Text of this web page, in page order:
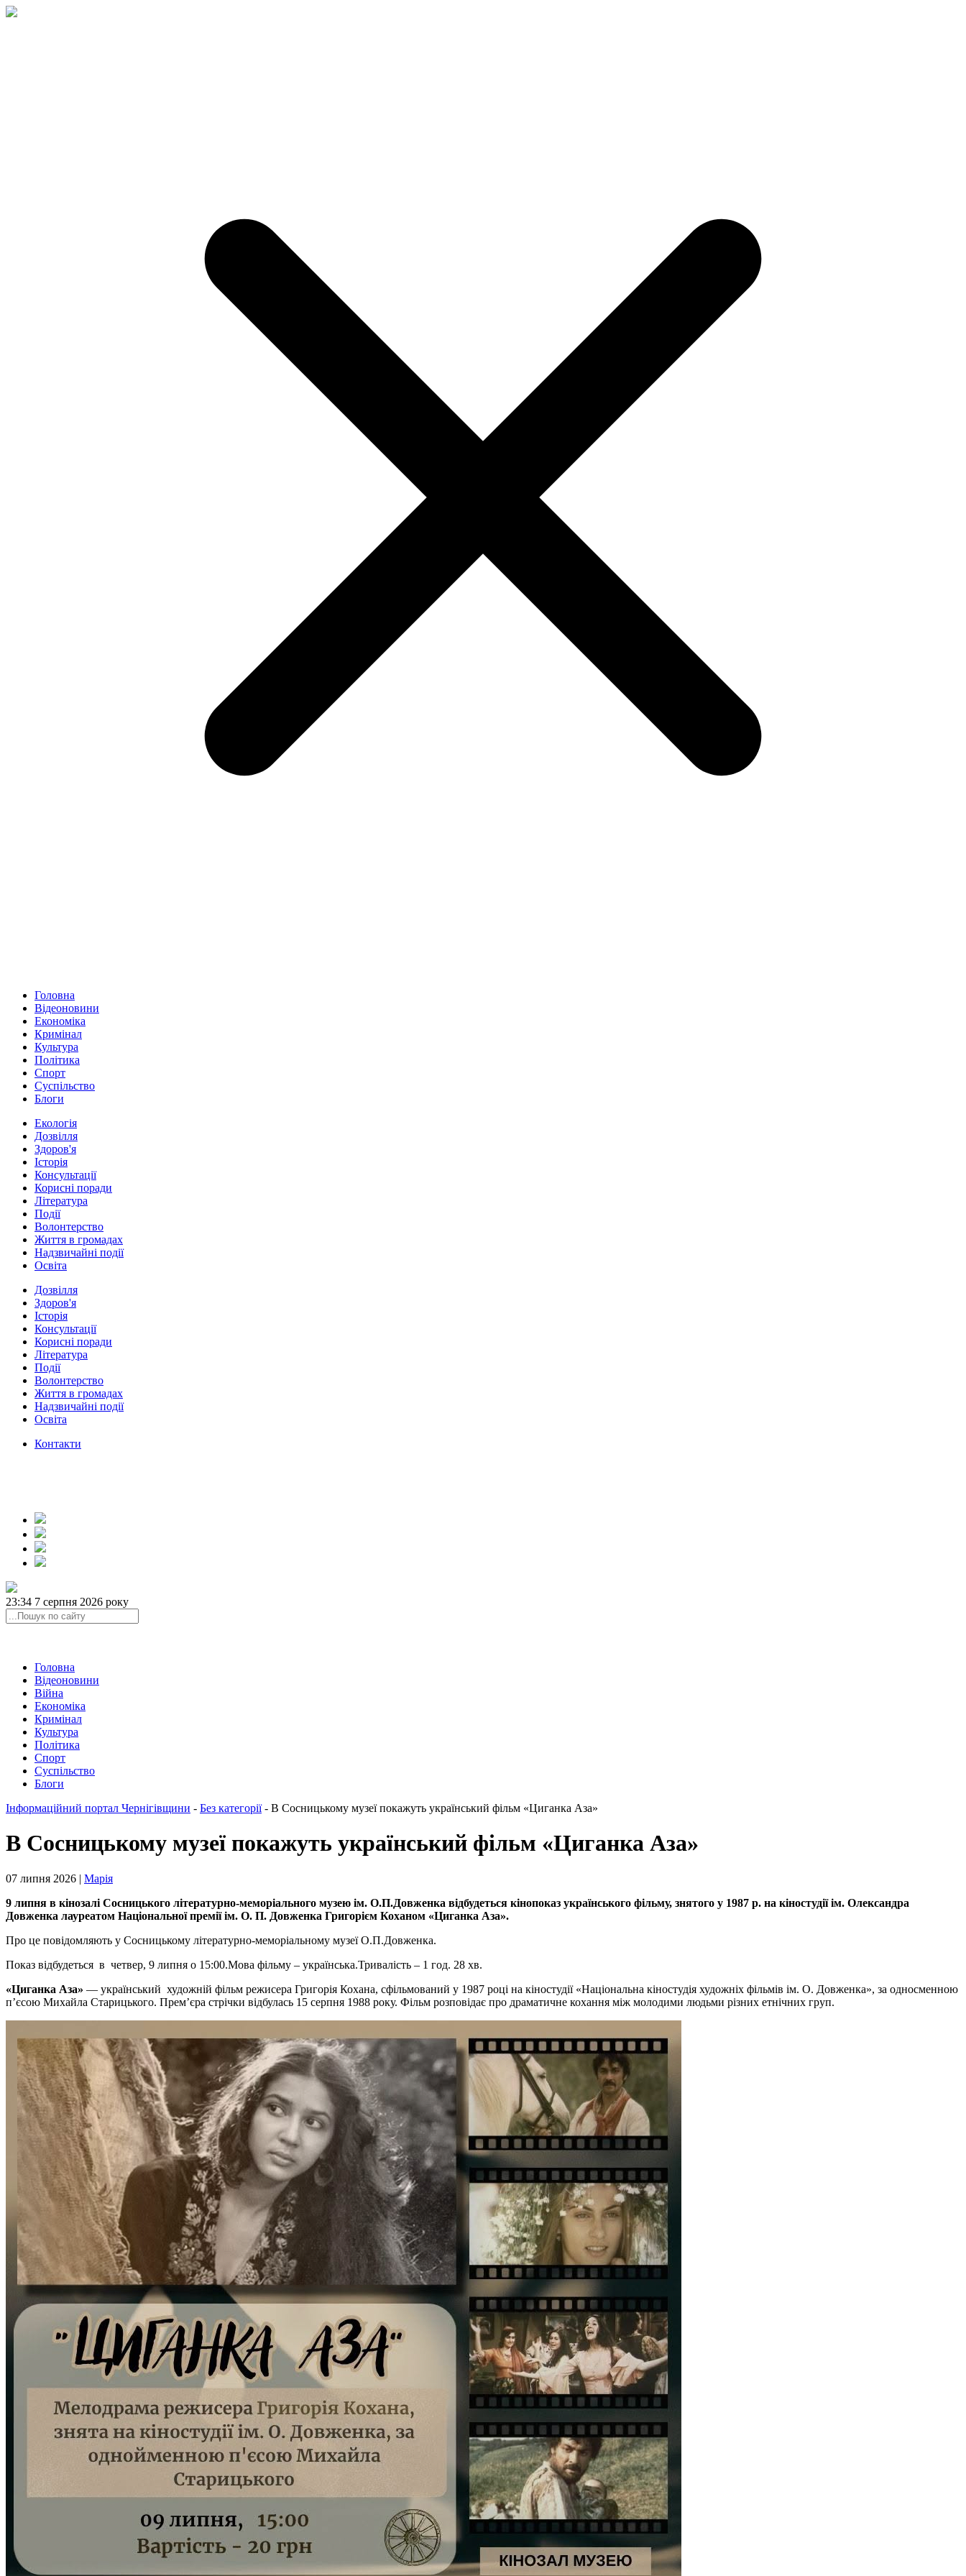
Головна
Відеоновини
Економіка
Кримінал
Культура
Політика
Спорт
Суспільство
Блоги
Екологія
Дозвілля
Здоров'я
Історія
Консультації
Корисні поради
Література
Події
Волонтерство
Життя в громадах
Надзвичайні події
Освіта
Дозвілля
Здоров'я
Історія
Консультації
Корисні поради
Література
Події
Волонтерство
Життя в громадах
Надзвичайні події
Освіта
Контакти
23:34 7 серпня 2026 року
Головна
Відеоновини
Війна
Економіка
Кримінал
Культура
Політика
Спорт
Суспільство
Блоги
Інформаційний портал Чернігівщини - Без категорії- В Сосницькому музеї покажуть український фільм «Циганка Аза»
В Сосницькому музеї покажуть український фільм «Циганка Аза»
07 липня 2026 | Марія
9 липня в кінозалі Сосницького літературно-меморіального музею ім. О.П.Довженка відбудеться кінопоказ українського фільму, знятого у 1987 р. на кіностудії ім. Олександра
Довженка лауреатом Національної премії ім. О. П. Довженка Григорієм Коханом «Циганка Аза».
Про це повідомляють у Сосницькому літературно-меморіальному музеї О.П.Довженка.
Показ відбудеться в четвер, 9 липня о 15:00.Мова фільму – українська.Тривалість – 1 год. 28 хв.
«Циганка Аза» — український художній фільм режисера Григорія Кохана, сфільмований у 1987 році на кіностудії «Національна кіностудія художніх фільмів ім. О. Довженка», за односменною
п’єсою Михайла Старицького. Прем’єра стрічки відбулась 15 серпня 1988 року. Фільм розповідає про драматичне кохання між молодими людьми різних етнічних груп.